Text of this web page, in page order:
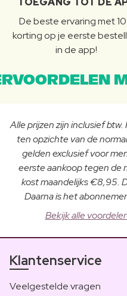
De beste ervaring met
korting op je eerste
in de app!
Alle prijzen zijn inclusief
ten opzichte van de
gelden exclusief voor
eerste aankoop tegen de
kost maandelijks €8,95.
Daarna is het
Bekijk alle
Klantenservice
Veelgestelde vragen